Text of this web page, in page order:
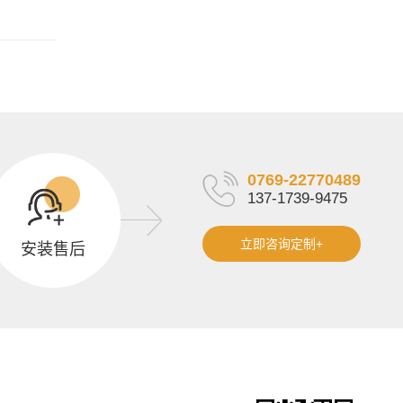
安装售后
0769-22770489
137-1739-9475
立即咨询定制+